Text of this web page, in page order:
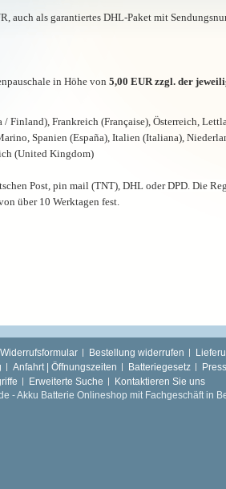
auch als garantiertes DHL-Paket mit
in Höhe von 5,00 EUR zzgl. der
Finland), Frankreich (Française), Österreich,
Spanien (España), Italien (Italiana),
(United Kingdom)
Post, pin mail (TNT), DHL oder DPD. Die
über 10 Werktagen fest.
Bestellung widerrufen
Anfahrt | Öffnungszeiten Batteriegesetz
Erweiterte Suche
Kontaktieren Sie uns
- Akku Batterie Onlineshop mit Fachgeschäft in